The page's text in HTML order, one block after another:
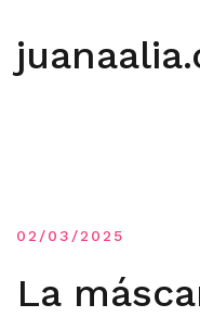
contenido
02/03/2025
La